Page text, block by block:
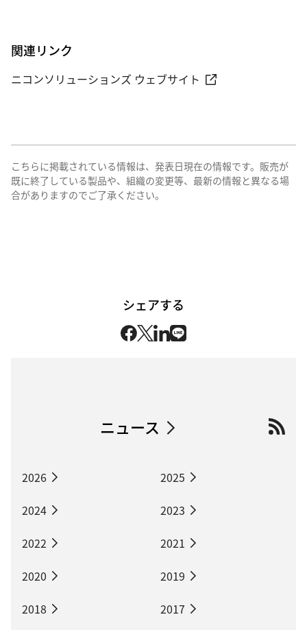
関連リンク
ニコンソリューションズ ウェブサイト
こちらに掲載されている情報は、発表日現在の情報です。販売が
既に終了している製品や、組織の変更等、最新の情報と異なる場
合がありますのでご了承ください。
シェアする
ニュース
2026
2025
2024
2023
2022
2021
2020
2019
2018
2017